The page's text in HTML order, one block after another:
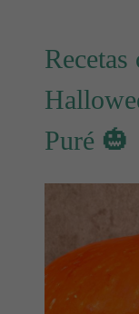
Recetas
Puré 🎃